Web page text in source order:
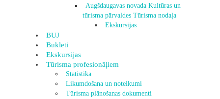
Augšdaugavas novada Kultūras un
tūrisma pārvaldes Tūrisma nodaļa
Ekskursijas
BUJ
Bukleti
Ekskursijas
Tūrisma profesionāļiem
Statistika
Likumdošana un noteikumi
Tūrisma plānošanas dokumenti